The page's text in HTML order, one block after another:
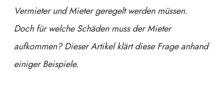
Vermieter und Mieter geregelt werden müssen.
Doch für welche Schäden muss der Mieter
aufkommen? Dieser Artikel klärt diese Frage anhand
einiger Beispiele.